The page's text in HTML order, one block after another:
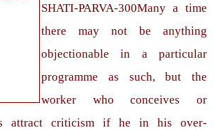
SHATI-PARVA-300Many a time
there may not be anything
objectionable in a particular
programme as such, but the
worker who conceives or
attract criticism if he in his over-